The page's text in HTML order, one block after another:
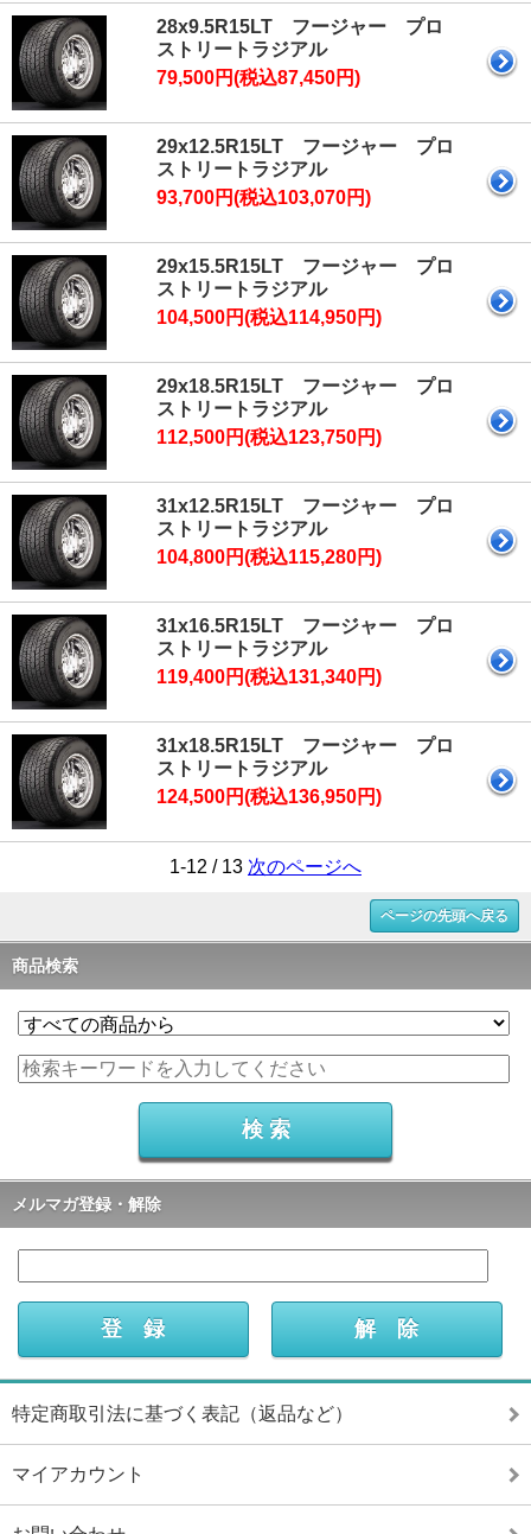
28x9.5R15LT フージャー プロ
ストリートラジアル
79,500円(税込87,450円)
29x12.5R15LT フージャー プロ
ストリートラジアル
93,700円(税込103,070円)
29x15.5R15LT フージャー プロ
ストリートラジアル
104,500円(税込114,950円)
29x18.5R15LT フージャー プロ
ストリートラジアル
112,500円(税込123,750円)
31x12.5R15LT フージャー プロ
ストリートラジアル
104,800円(税込115,280円)
31x16.5R15LT フージャー プロ
ストリートラジアル
119,400円(税込131,340円)
31x18.5R15LT フージャー プロ
ストリートラジアル
124,500円(税込136,950円)
1-12 / 13 次のページへ
ページの先頭へ戻る
商品検索
メルマガ登録・解除
特定商取引法に基づく表記（返品など）
マイアカウント